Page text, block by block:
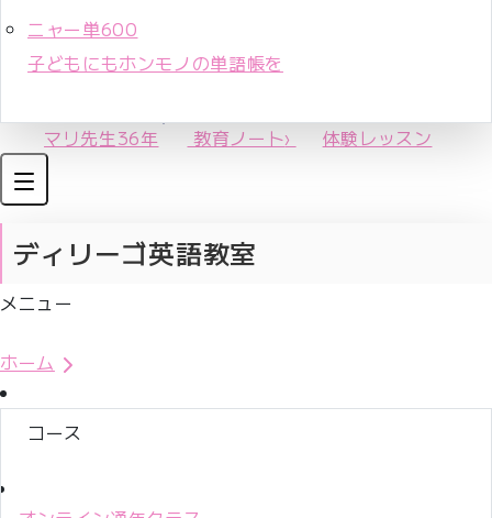
ニャー単600
子どもにもホンモノの単語帳を
マリ先生36年 教育ノート› 体験レッスン
ディリーゴ英語教室
メニュー
ホーム
コース